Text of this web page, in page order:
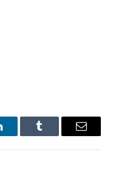
Tumblr Email